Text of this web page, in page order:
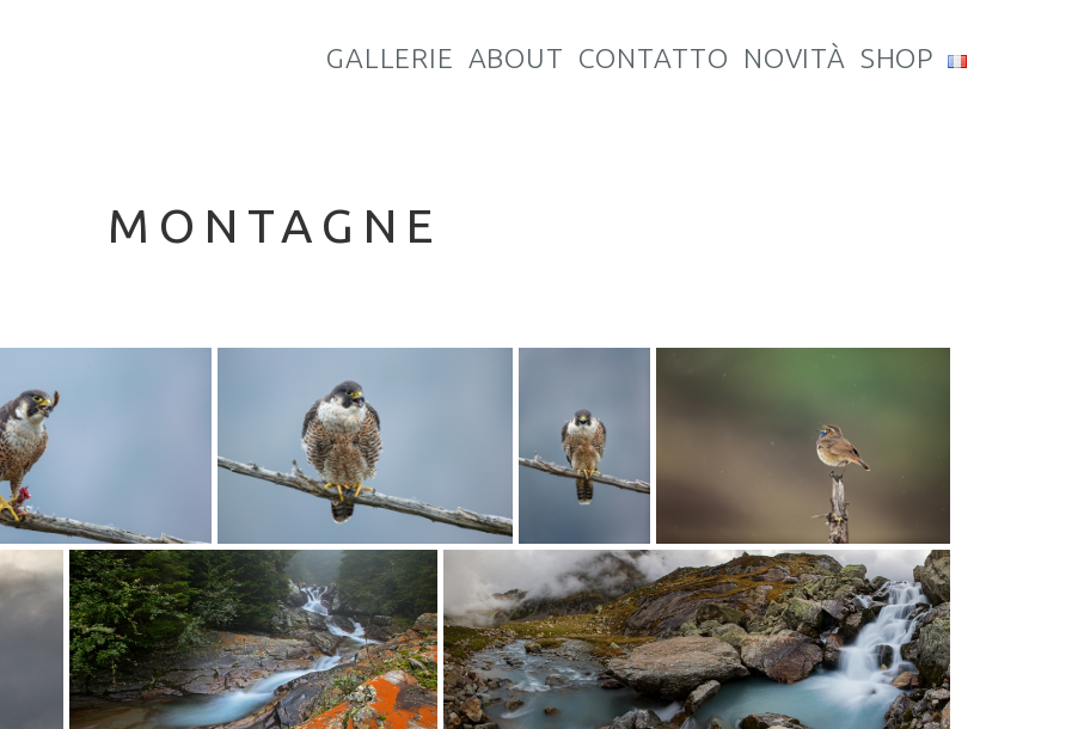
GALLERIE ABOUT CONTATTO NOVITÀ SHOP
MONTAGNE